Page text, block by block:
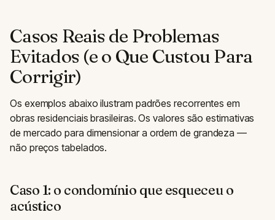
Casos Reais de Problemas
Evitados (e o Que Custou Para
Corrigir)
Os exemplos abaixo ilustram padrões recorrentes em
obras residenciais brasileiras. Os valores são estimativas
de mercado para dimensionar a ordem de grandeza —
não preços tabelados.
Caso 1: o condomínio que esqueceu o
acústico